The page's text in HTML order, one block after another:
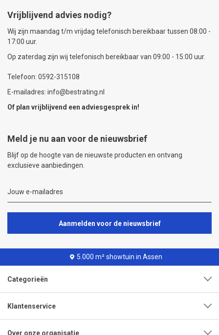
Vrijblijvend advies nodig?
Wij zijn maandag t/m vrijdag telefonisch bereikbaar tussen 08:00 -
17:00 uur.
Op zaterdag zijn wij telefonisch bereikbaar van 09:00 - 15:00 uur.
Telefoon: 0592-315108
E-mailadres: info@bestrating.nl
Of plan vrijblijvend een adviesgesprek in!
Meld je nu aan voor de nieuwsbrief
Blijf op de hoogte van de nieuwste producten en ontvang
exclusieve aanbiedingen.
Aanmelden voor de nieuwsbrief
5.000 m² showtuin in Assen
Categorieën
Klantenservice
Over onze organisatie